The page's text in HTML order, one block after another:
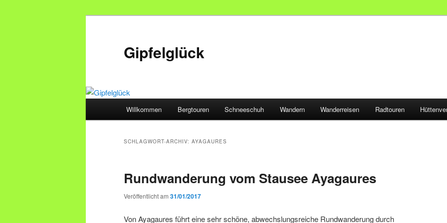
Gipfelglück
Willkommen Bergtouren Schneeschuh Wandern Wanderreisen Radtouren
SCHLAGWORT-ARCHIV: AYAGAURES
Rundwanderung vom Stausee Ayagaures
Veröffentlicht am 31/01/2017
Von Ayagaures führt eine sehr schöne, abwechslungsreiche Rundwanderung durch